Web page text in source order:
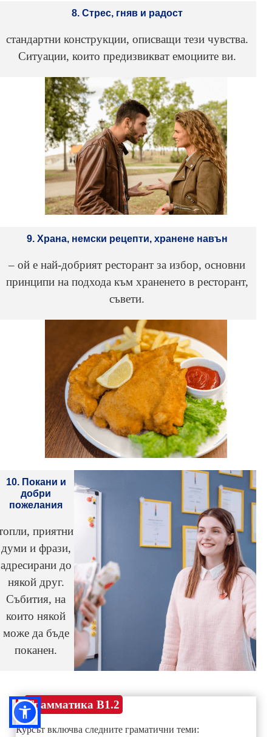
8. Стрес, гняв и радост
стандартни конструкции, описващи тези чувства.
Ситуации, които предизвикват емоциите ви.
9. Храна, немски рецепти, хранене навън
– ой е най-добрият ресторант за избор, основни
принципи на подхода към храненето в ресторант,
съвети.
10. Покани и
добри
пожелания
приятни
думи и фрази,
адресирани до
някой друг.
Събития, на
които някой
може да бъде
поканен.
Грамматика B1.2
Курсът включва следните граматични теми: